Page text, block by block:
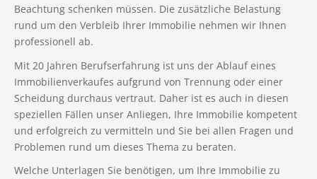
Beachtung schenken müssen. Die zusätzliche Belastung
rund um den Verbleib Ihrer Immobilie nehmen wir Ihnen
professionell ab.
Mit 20 Jahren Berufserfahrung ist uns der Ablauf eines
Immobilienverkaufes aufgrund von Trennung oder einer
Scheidung durchaus vertraut. Daher ist es auch in diesen
speziellen Fällen unser Anliegen, Ihre Immobilie kompetent
und erfolgreich zu vermitteln und Sie bei allen Fragen und
Problemen rund um dieses Thema zu beraten.
Welche Unterlagen Sie benötigen, um Ihre Immobilie zu